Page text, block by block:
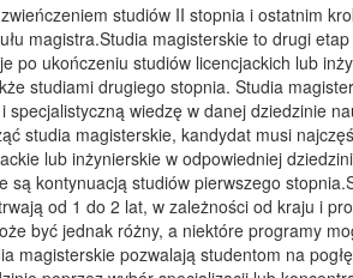
studiów II stopnia i ostatnim
magistra.Studia magisterskie to drugi
po ukończeniu studiów licencjackich lub
studiami drugiego stopnia. Studia
specjalistyczną wiedzę w danej dziedzinie
studia magisterskie, kandydat musi
lub inżynierskie w odpowiedniej
są kontynuacją studiów pierwszego
od 1 do 2 lat, w zależności od kraju i
być jednak różny, a niektóre programy
magisterskie pozwalają studentom na